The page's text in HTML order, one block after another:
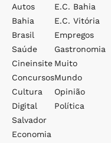
Autos
Bahia
Brasil
Saúde
Cineinsite
Concursos
Cultura
Digital
Salvador
Economia
E.c. Bahia
E.c. Vitória
Empregos
Gastronomia
Muito
Mundo
Opinião
Política